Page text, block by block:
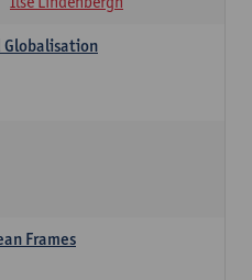
Frames